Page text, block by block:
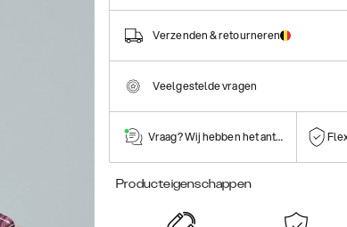
Verzenden & retourneren
Veelgestelde vragen
Vraag? Wij hebben het antwoord!
Producteigenschappen